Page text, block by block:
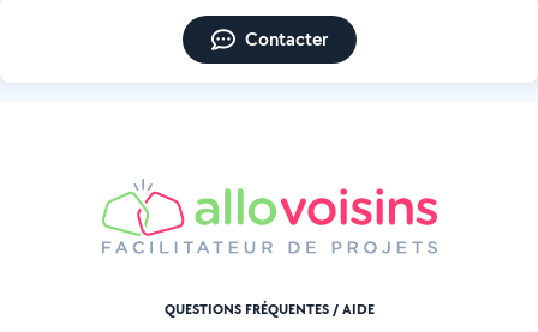
Contacter
QUESTIONS FRÉQUENTES / AIDE